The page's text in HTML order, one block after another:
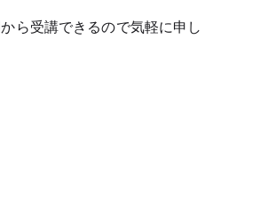
ら受講できるので気軽に申し